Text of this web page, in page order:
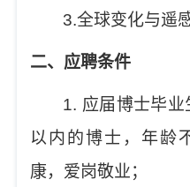
3.全球变化与遥
二、应聘条件
1. 应届博士毕
以内的博士，年龄
康，爱岗敬业；